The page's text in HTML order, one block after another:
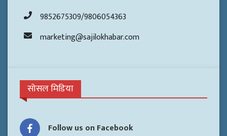
9852675309/9806054363
marketing@sajilokhabar.com
सोसल मिडिया
Follow us on Facebook